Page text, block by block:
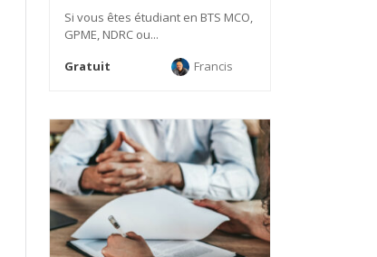
Si vous êtes étudiant en BTS MCO,
GPME, NDRC ou...
Gratuit
Francis